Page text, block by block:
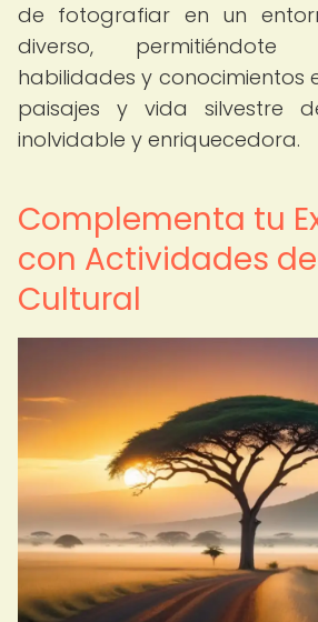
de fotografiar en un
diverso,
habilidades y
paisajes y vida silvestre
inolvidable y enriquecedora.
Complementa tu
con Actividades
Cultural